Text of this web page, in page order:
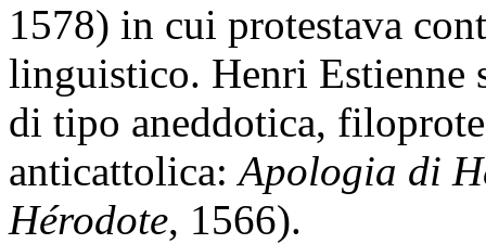
1578) in cui protestava
linguistico. Henri Estienne
di tipo aneddotica,
anticattolica:Apologia di
Hérodote, 1566).